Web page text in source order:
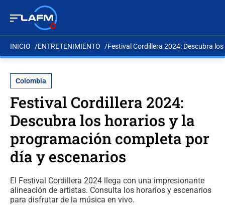
INICIO ENTRETENIMIENTO Festival Cordillera 2024: Descubra
Colombia
Festival Cordillera 2024:
Descubra los horarios y la
programación completa por
día y escenarios
El Festival Cordillera 2024 llega con una impresionante
alineación de artistas. Consulta los horarios y escenarios
para disfrutar de la música en vivo.